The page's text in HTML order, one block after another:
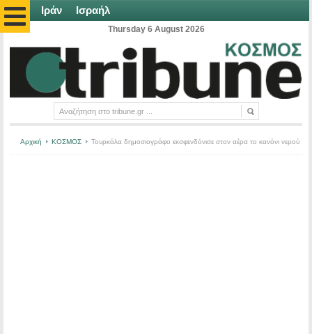
Ιράν Ισραήλ
Thursday 6 August 2026
Αρχική ΚΟΣΜΟΣ Τουρκάλα δημοσιογράφο εκσφενδόνισε στον αέρα το κανόνι νερού